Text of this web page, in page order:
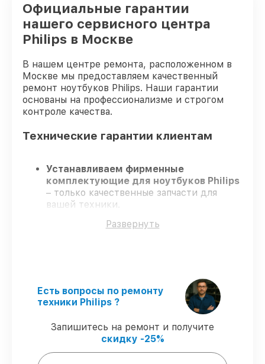
Официальные гарантии
нашего сервисного центра
Philips в Москве
В нашем центре ремонта, расположенном в
Москве мы предоставляем качественный
ремонт ноутбуков Philips. Наши гарантии
основаны на профессионализме и строгом
контроле качества.
Технические гарантии клиентам
Устанавливаем фирменные
комплектующие для ноутбуков Philips
– только качественные запчасти для
вашей техники.
проходят строгий отбор, что
сроки.
Гарантийное обслуживание– на все
виды работ и комплектующие для
ноутбуков Philips предоставляется
гарантия до 3-х лет.
Развернуть
Есть вопросы по ремонту
техники Philips ?
Запишитесь на ремонт и получите
скидку -25%